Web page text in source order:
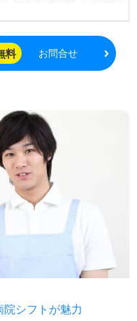
料 お問合せ
シフトが魅力